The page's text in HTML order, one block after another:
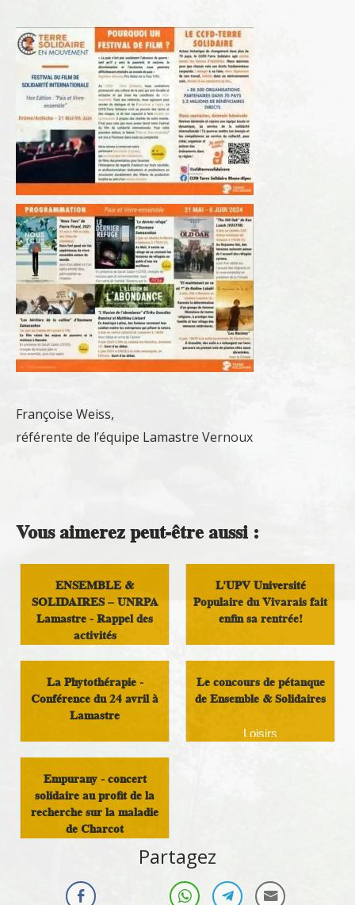
Françoise Weiss,
référente de l’équipe Lamastre Vernoux
Vous aimerez peut-être aussi :
ENSEMBLE &
SOLIDAIRES – UNRPA
Lamastre - Rappel des
activités
L'UPV Université
Populaire du Vivarais fait
enfin sa rentrée!
La Phytothérapie -
Conférence du 24 avril à
Lamastre
Le concours de pétanque
de Ensemble & Solidaires
Loisirs
Empurany - concert
solidaire au profit de la
recherche sur la maladie
de Charcot
Initiatives LocalesPartagez